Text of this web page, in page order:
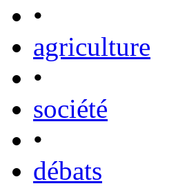
•
agriculture
•
société
•
débats